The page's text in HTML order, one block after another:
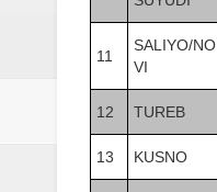
11
SALIYO/NO
VI
12 TUREB
13 KUSNO